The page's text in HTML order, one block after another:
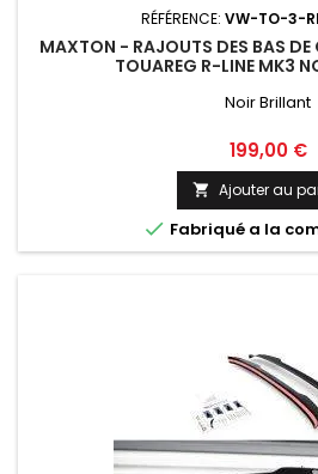
RÉFÉRENCE: VW-TO-3-
MAXTON - RAJOUTS DES BAS DE
TOUAREG R-LINE MK3
Noir Brillant
Prix
199,00 €
 Ajouter au
 Fabriqué a la